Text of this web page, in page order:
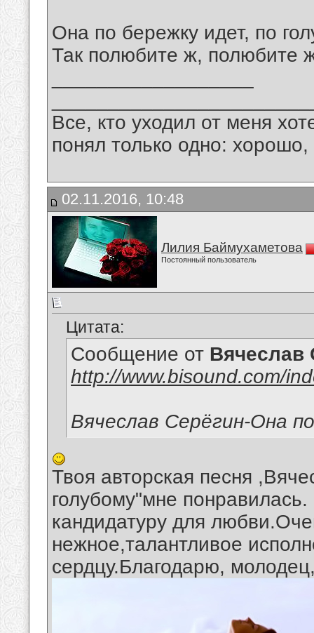
Она по бережку идет, по
Так полюбите ж, полюбите
Все, кто уходил от меня
понял только одно:
02.11.2016, 10:48
Лилия Баймухаметова
Постоянный пользователь
Цитата:
Сообщение от Вячеслав
http://www.bisound.com/
Вячеслав Серёгин-Она
Твоя авторская песня
голубому"мне
кандидатуру для
нежное,талантливое
сердцу.Благодарю,